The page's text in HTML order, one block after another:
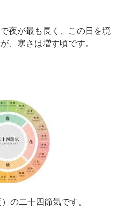
夜が最も長く、この日を境
、寒さは増す頃です。
の二十四節気です。